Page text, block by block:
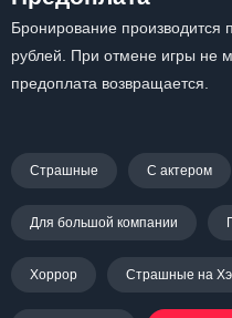
Бронирование производится
рублей. При отмене игры не
предоплата возвращается.
Страшные С актером
Для большой компании
Хоррор Страшные на